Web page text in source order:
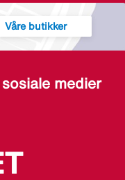
Våre butikker
medier